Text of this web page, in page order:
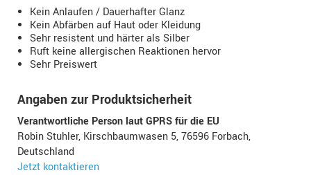
Kein Anlaufen / Dauerhafter Glanz
Kein Abfärben auf Haut oder Kleidung
Sehr resistent und härter als Silber
Ruft keine allergischen Reaktionen hervor
Sehr Preiswert
Angaben zur Produktsicherheit
Verantwortliche Person laut GPRS für die EU
Robin Stuhler, Kirschbaumwasen 5, 76596 Forbach,
Deutschland
Jetzt kontaktieren